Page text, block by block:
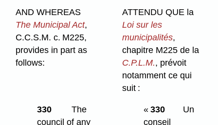
AND WHEREAS
The Municipal Act,
C.C.S.M. c. M225,
provides in part as
follows:
ATTENDU QUE la
Loi sur les
municipalités,
chapitre M225 de la
C.P.L.M., prévoit
notamment ce qui
suit :
330
The
council of any
« 330
Un
conseil